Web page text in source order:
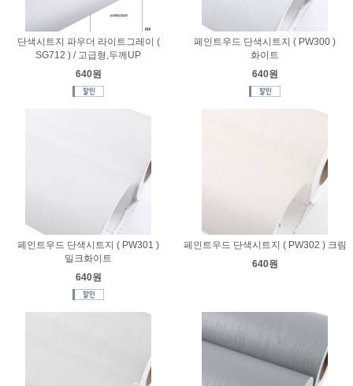
단색시트지 파우더 라이트그레이 (
SG712 ) / 고급형,두께UP
640원
페인트우드 단색시트지 ( PW300 )
화이트
640원
페인트우드 단색시트지 ( PW301 )
밀크화이트
640원
페인트우드 단색시트지 ( PW302 ) 크림
640원